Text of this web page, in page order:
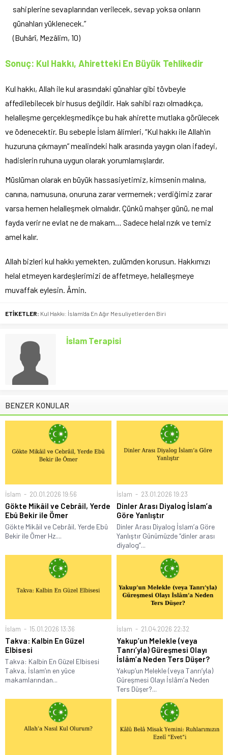
sahiplerine sevaplarından verilecek, sevap yoksa onların
günahları yüklenecek.”
(Buhârî, Mezâlim, 10)
Sonuç: Kul Hakkı, Ahiretteki En Büyük Tehlikedir
Kul hakkı, Allah ile kul arasındaki günahlar gibi tövbeyle
affedilebilecek bir husus değildir. Hak sahibi razı olmadıkça,
helalleşme gerçekleşmedikçe bu hak ahirette mutlaka görülecek
ve ödenecektir. Bu sebeple İslam âlimleri, “Kul hakkı ile Allah’ın
huzuruna çıkmayın” mealindeki halk arasında yaygın olan ifadeyi,
hadislerin ruhuna uygun olarak yorumlamışlardır.
Müslüman olarak en büyük hassasiyetimiz, kimsenin malına,
canına, namusuna, onuruna zarar vermemek; verdiğimiz zarar
varsa hemen helalleşmek olmalıdır. Çünkü mahşer günü, ne mal
fayda verir ne evlat ne de makam… Sadece helal rızık ve temiz
amel kalır.
Allah bizleri kul hakkı yemekten, zulümden korusun. Hakkımızı
helal etmeyen kardeşlerimizi de affetmeye, helalleşmeye
muvaffak eylesin. Âmin.
ETİKETLER: Kul Hakkı: İslam'da En Ağır Mesuliyetlerden Biri
İslam Terapisi
BENZER KONULAR
İslam 20.01.2026 19:56
Gökte Mikâil ve Cebrâil, Yerde
Ebû Bekir ile Ömer
Gökte Mikâil ve Cebrâil, Yerde Ebû
Bekir ile Ömer Hz....
İslam 23.01.2026 19:23
Dinler Arası Diyalog İslam’a
Göre Yanlıştır
Dinler Arası Diyalog İslam’a Göre
Yanlıştır Günümüzde “dinler arası
diyalog”...
İslam 15.01.2026 13:36
Takva: Kalbin En Güzel
Elbisesi
Takva: Kalbin En Güzel Elbisesi
Takva, İslam’ın en yüce
makamlarından...
İslam 21.04.2026 22:32
Yakup’un Melekle (veya
Tanrı’yla) Güreşmesi Olayı
İslâm’a Neden Ters Düşer?
Yakup’un Melekle (veya Tanrı’yla)
Güreşmesi Olayı İslâm’a Neden
Ters Düşer?...